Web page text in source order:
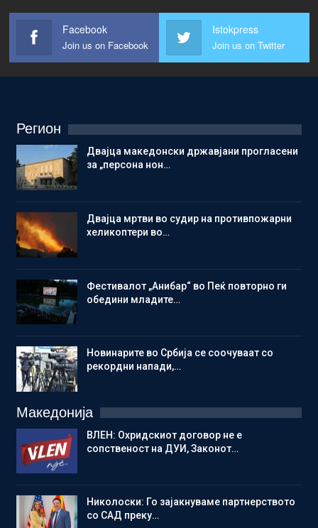
Facebook
Join us on Facebook
Istokpress
Join us on Twitter
Регион
Двајца македонски државјани прогласени
за „персона нон…
Двајца мртви во судир на противпожарни
хеликоптери во…
Фестивалот „Анибар“ во Пеќ повторно ги
обедини младите…
Новинарите во Србија се соочуваат со
рекордни напади,…
Македонија
ВЛЕН: Охридскиот договор не е
сопственост на ДУИ, Законот…
Николоски: Го зајакнуваме партнерството
со САД преку…